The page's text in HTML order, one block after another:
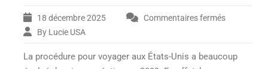
18 décembre 2025 Commentaires ferméssur
de
By Lucie USA
La procédure pour voyager aux États-Unis a beaucoup